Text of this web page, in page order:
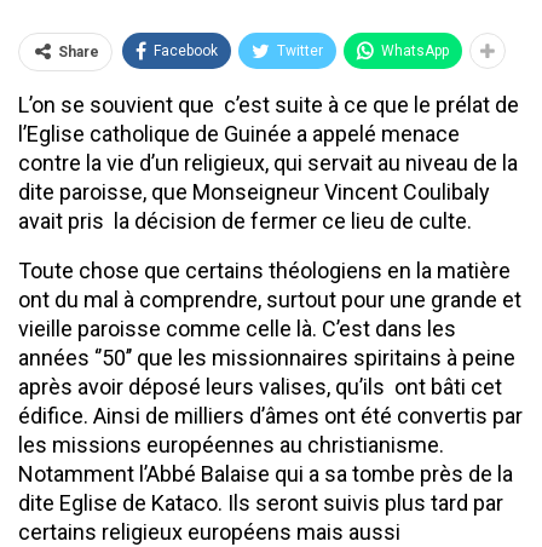
Share Facebook Twitter WhatsApp
L’on se souvient que c’est suite à ce que le prélat de
l’Eglise catholique de Guinée a appelé menace
contre la vie d’un religieux, qui servait au niveau de la
dite paroisse, que Monseigneur Vincent Coulibaly
avait pris la décision de fermer ce lieu de culte.
Toute chose que certains théologiens en la matière
ont du mal à comprendre, surtout pour une grande et
vieille paroisse comme celle là. C’est dans les
années ‘’50’’ que les missionnaires spiritains à peine
après avoir déposé leurs valises, qu’ils ont bâti cet
édifice. Ainsi de milliers d’âmes ont été convertis par
les missions européennes au christianisme.
Notamment l’Abbé Balaise qui a sa tombe près de la
dite Eglise de Kataco. Ils seront suivis plus tard par
certains religieux européens mais aussi